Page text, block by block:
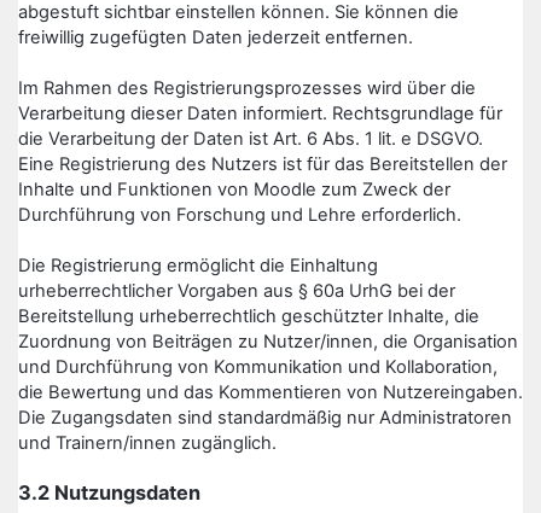
abgestuft sichtbar einstellen können. Sie können die
freiwillig zugefügten Daten jederzeit entfernen.
Im Rahmen des Registrierungsprozesses wird über die
Verarbeitung dieser Daten informiert. Rechtsgrundlage für
die Verarbeitung der Daten ist Art. 6 Abs. 1 lit. e DSGVO.
Eine Registrierung des Nutzers ist für das Bereitstellen der
Inhalte und Funktionen von Moodle zum Zweck der
Durchführung von Forschung und Lehre erforderlich.
Die Registrierung ermöglicht die Einhaltung
urheberrechtlicher Vorgaben aus § 60a UrhG bei der
Bereitstellung urheberrechtlich geschützter Inhalte, die
Zuordnung von Beiträgen zu Nutzer/innen, die Organisation
und Durchführung von Kommunikation und Kollaboration,
die Bewertung und das Kommentieren von Nutzereingaben.
Die Zugangsdaten sind standardmäßig nur Administratoren
und Trainern/innen zugänglich.
3.2 Nutzungsdaten